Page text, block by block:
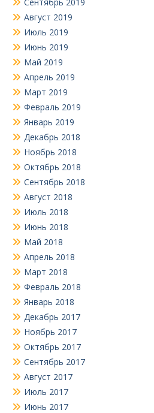
Август 2019
Июль 2019
Июнь 2019
Май 2019
Апрель 2019
Март 2019
Февраль 2019
Январь 2019
Декабрь 2018
Ноябрь 2018
Октябрь 2018
Сентябрь 2018
Август 2018
Июль 2018
Июнь 2018
Май 2018
Апрель 2018
Март 2018
Февраль 2018
Январь 2018
Декабрь 2017
Ноябрь 2017
Октябрь 2017
Сентябрь 2017
Август 2017
Июль 2017
Июнь 2017